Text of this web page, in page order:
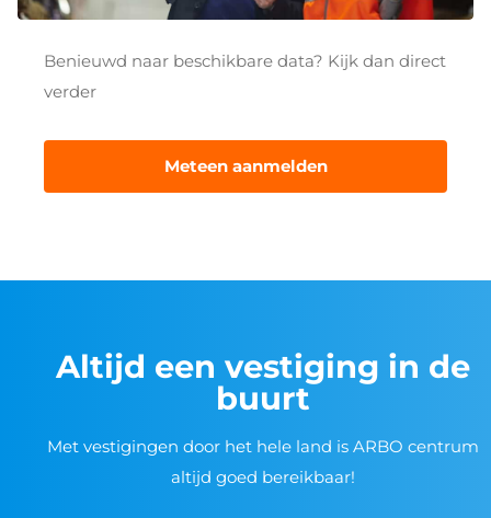
Benieuwd naar beschikbare data? Kijk dan direct
verder
Meteen aanmelden
Altijd een vestiging in de
buurt
Met vestigingen door het hele land is ARBO centrum
altijd goed bereikbaar!